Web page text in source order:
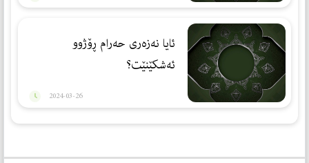
ئایا نەزەری حەرام ڕۆژوو
ئەشكێنێت؟
2024-03-26